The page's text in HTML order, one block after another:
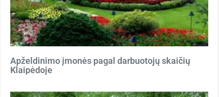
Apželdinimo įmonės pagal darbuotojų skaičių
Klaipėdoje